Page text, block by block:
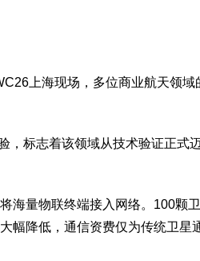
上海现场，多位商业航天领域
，标志着该领域从技术验证正式
海量物联终端接入网络。100颗
幅降低，通信资费仅为传统卫星